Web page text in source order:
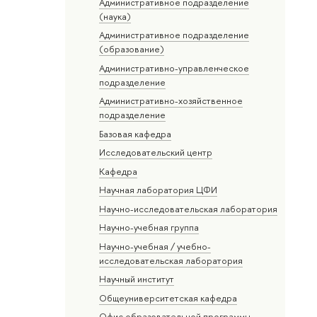
(наука)
Административное подразделение
(образование)
Административно-управленческое
подразделение
Административно-хозяйственное
подразделение
Базовая кафедра
Исследовательский центр
Кафедра
Научная лаборатория ЦФИ
Научно-исследовательская лаборатория
Научно-учебная группа
Научно-учебная / учебно-
исследовательская лаборатория
Научный институт
Общеуниверситетская кафедра